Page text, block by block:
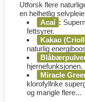
Utforsk flere
en helhetlig
Acaí :
fettsyrer.
Kakao
naturlig
hjernefunksjonen.
Miracle
klorofyllrike
og mangle flere...